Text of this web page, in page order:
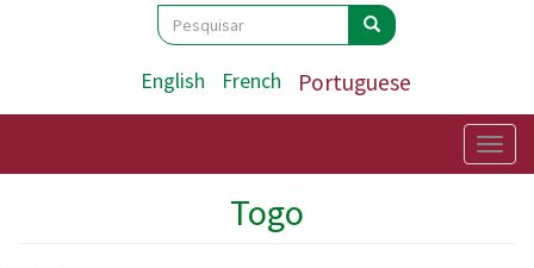
Search
Pesquisar Pesquisar
English French Portuguese
Togo